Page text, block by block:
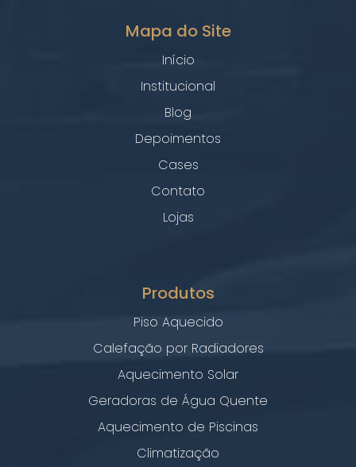
Mapa do Site
Início
Institucional
Blog
Depoimentos
Cases
Contato
Lojas
Produtos
Piso Aquecido
Calefação por Radiadores
Aquecimento Solar
Geradoras de Água Quente
Aquecimento de Piscinas
Climatização